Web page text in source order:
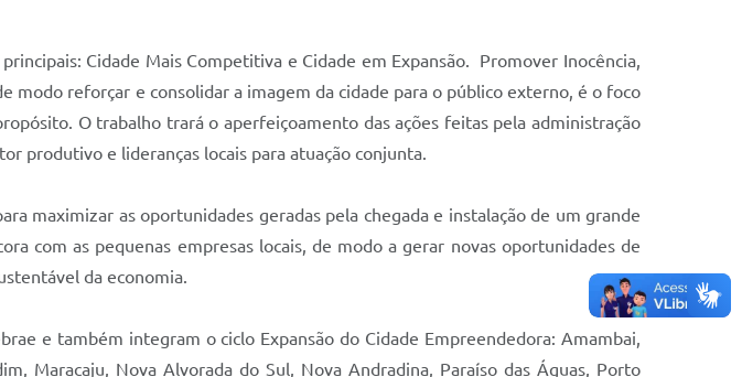
Cidade Mais Competitiva e Cidade em Expansão. Promover Inocência,
reforçar e consolidar a imagem da cidade para o público externo, é o foco
O trabalho trará o aperfeiçoamento das ações feitas pela administração
produtivo e lideranças locais para atuação conjunta.
maximizar as oportunidades geradas pela chegada e instalação de um grande
com as pequenas empresas locais, de modo a gerar novas oportunidades de
da economia.
e também integram o ciclo Expansão do Cidade Empreendedora: Amambai,
Maracaju, Nova Alvorada do Sul, Nova Andradina, Paraíso das Águas, Porto